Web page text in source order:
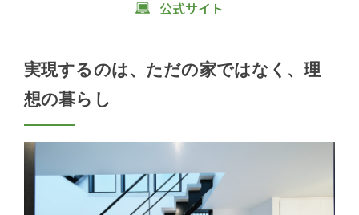
公式サイト
実現するのは、ただの家ではなく、理
想の暮らし